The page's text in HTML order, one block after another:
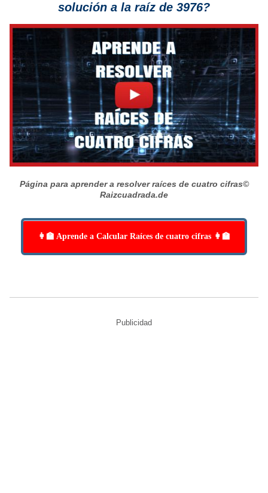
solución a la raíz de 3976?
Página para aprender a resolver raíces de cuatro cifras©
Raizcuadrada.de
👩‍🏫 Aprende a Calcular Raíces de cuatro cifras 👩‍🏫
Publicidad